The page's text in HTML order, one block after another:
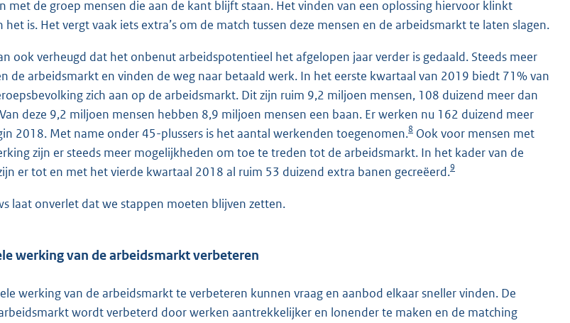
met de groep mensen die aan de kant blijft staan. Het vinden van een oplossing hiervoor klinkt
het is. Het vergt vaak iets extra’s om de match tussen deze mensen en de arbeidsmarkt te laten slagen.
ook verheugd dat het onbenut arbeidspotentieel het afgelopen jaar verder is gedaald. Steeds meer
de arbeidsmarkt en vinden de weg naar betaald werk. In het eerste kwartaal van 2019 biedt 71% van
zich aan op de arbeidsmarkt. Dit zijn ruim 9,2 miljoen mensen, 108 duizend meer dan
deze 9,2 miljoen mensen hebben 8,9 miljoen mensen een baan. Er werken nu 162 duizend meer
2018. Met name onder 45-plussers is het aantal werkenden toegenomen.8 Ook voor mensen met
zijn er steeds meer mogelijkheden om toe te treden tot de arbeidsmarkt. In het kader van de
er tot en met het vierde kwartaal 2018 al ruim 53 duizend extra banen gecreëerd.9
laat onverlet dat we stappen moeten blijven zetten.
werking van de arbeidsmarkt verbeteren
werking van de arbeidsmarkt te verbeteren kunnen vraag en aanbod elkaar sneller vinden. De
wordt verbeterd door werken aantrekkelijker en lonender te maken en de matching